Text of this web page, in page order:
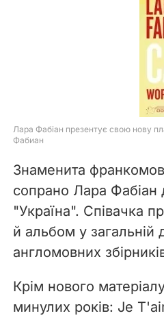
Знаменита
сопрано Лара Фабіан
"Україна". Співачка
й альбом у загальній
англомовних
Крім нового
минулих років: Je